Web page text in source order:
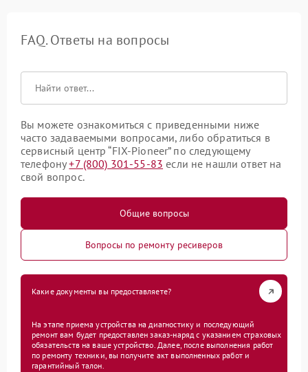
FAQ. Ответы на вопросы
Вы можете ознакомиться с приведенными ниже
часто задаваемыми вопросами, либо обратиться в
сервисный центр “FIX-Pioneer” по следующему
телефону+7 (800) 301-55-83 если не нашли ответ на
свой вопрос.
Общие вопросы
Вопросы по ремонту ресиверов
Какие документы вы предоставляете?
На этапе приема устройства на диагностику и последующий
ремонт вам будет предоставлен заказ-наряд с указанием страховых
обязательств на ваше устройство. Далее, после выполнения работ
по ремонту техники, вы получите акт выполненных работ и
гарантийный талон.